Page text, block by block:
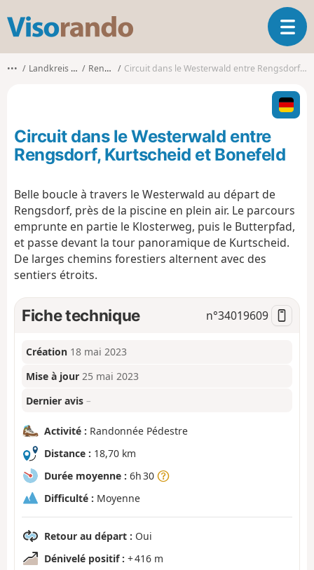
s
o
o
O
u
v
i
r
l
g
a
••• Landkreis Neuwied Rengsdorf Circuit dans le Westerwald entre Rengsdorf, Kurtscheid et Bonefeld
Circuit dans le Westerwald entre
Rengsdorf, Kurtscheid et Bonefeld
Belle boucle à travers le Westerwald au départ de
Rengsdorf, près de la piscine en plein air. Le parcours
emprunte en partie le Klosterweg, puis le Butterpfad,
et passe devant la tour panoramique de Kurtscheid.
De larges chemins forestiers alternent avec des
sentiers étroits.
Fiche technique n°34019609
Création 18 mai 2023
Mise à jour 25 mai 2023
Dernier avis –
Activité : Randonnée Pédestre
Distance : 18,70 km
Durée moyenne : 6h 30
Difficulté : Moyenne
Retour au départ : Oui
Dénivelé positif : + 416 m